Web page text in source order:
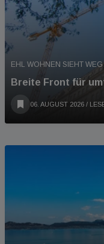
EHL WOHNEN SIEHT
Breite Front für
06. AUGUST 2026 /